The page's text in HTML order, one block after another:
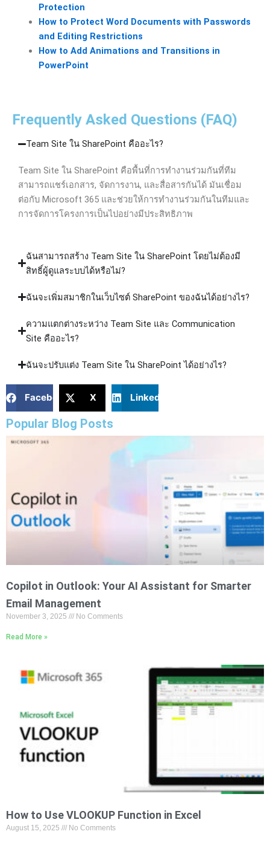
Protection
How to Protect Word Documents with Passwords
and Editing Restrictions
How to Add Animations and Transitions in
PowerPoint
Frequently Asked Questions (FAQ)
Team Site ใน SharePoint คืออะไร?
Team Site ใน SharePoint คือพื้นที่การทำงานร่วมกันที่ทีม
สามารถแชร์เอกสาร, จัดการงาน, และสื่อสารกันได้ มันเชื่อม
ต่อกับ Microsoft 365 และช่วยให้การทำงานร่วมกันในทีมและ
การจัดการโครงการเป็นไปอย่างมีประสิทธิภาพ
ฉันสามารถสร้าง Team Site ใน SharePoint โดยไม่ต้องมี
สิทธิ์ผู้ดูแลระบบได้หรือไม่?
ฉันจะเพิ่มสมาชิกในเว็บไซต์ SharePoint ของฉันได้อย่างไร?
ความแตกต่างระหว่าง Team Site และ Communication
Site คืออะไร?
ฉันจะปรับแต่ง Team Site ใน SharePoint ได้อย่างไร?
Facebook X LinkedIn
Popular Blog Posts
Copilot in Outlook: Your AI Assistant for Smarter
Email Management
November 3, 2025 No Comments
Read More »
How to Use VLOOKUP Function in Excel
August 15, 2025 No Comments